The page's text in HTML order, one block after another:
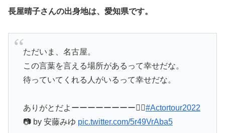
長屋晴子さんの出身地は、愛知県です。
ただいま、名古屋。
この言葉を言える場所があるって幸せだな。
待っていてくれる人がいるって幸せだな。
ありがとだよーーーーーーーー✌🏻#Actortour2022
📷 by 安藤みゆ pic.twitter.com/5r49VrAba5